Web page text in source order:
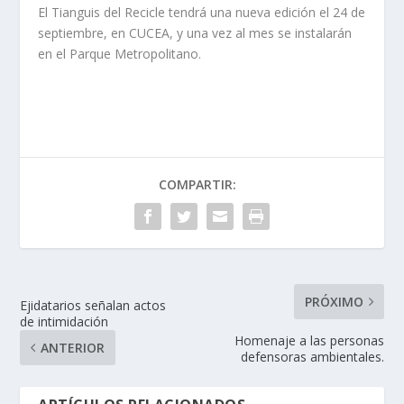
El Tianguis del Recicle tendrá una nueva edición el 24 de
septiembre, en CUCEA, y una vez al mes se instalarán
en el Parque Metropolitano.
COMPARTIR:
Ejidatarios señalan actos
de intimidación
ANTERIOR
PRÓXIMO
Homenaje a las personas
defensoras ambientales.